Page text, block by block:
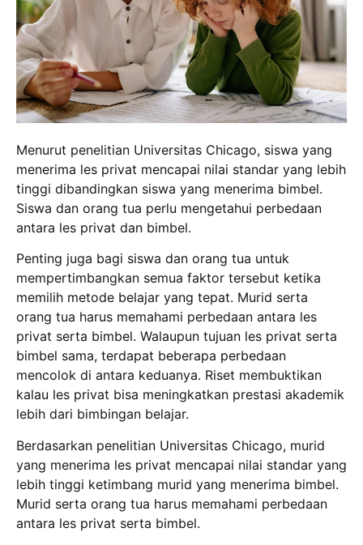
Menurut penelitian Universitas Chicago, siswa yang
menerima les privat mencapai nilai standar yang lebih
tinggi dibandingkan siswa yang menerima bimbel.
Siswa dan orang tua perlu mengetahui perbedaan
antara les privat dan bimbel.
Penting juga bagi siswa dan orang tua untuk
mempertimbangkan semua faktor tersebut ketika
memilih metode belajar yang tepat. Murid serta
orang tua harus memahami perbedaan antara les
privat serta bimbel. Walaupun tujuan les privat serta
bimbel sama, terdapat beberapa perbedaan
mencolok di antara keduanya. Riset membuktikan
kalau les privat bisa meningkatkan prestasi akademik
lebih dari bimbingan belajar.
Berdasarkan penelitian Universitas Chicago, murid
yang menerima les privat mencapai nilai standar yang
lebih tinggi ketimbang murid yang menerima bimbel.
Murid serta orang tua harus memahami perbedaan
antara les privat serta bimbel.